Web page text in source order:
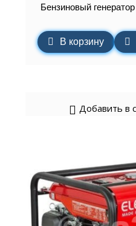
Бензиновый
В корзину
Добавить в